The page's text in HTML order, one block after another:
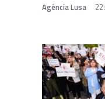
Agência Lusa